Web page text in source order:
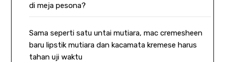
di meja pesona?
Sama seperti satu untai mutiara, mac cremesheen
baru lipstik mutiara dan kacamata kremese harus
tahan uji waktu